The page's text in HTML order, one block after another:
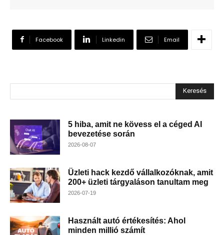
Facebook Linkedin Email
Keresés
5 hiba, amit ne kövess el a céged AI
bevezetése során
2026-08-07
Üzleti hack kezdő vállalkozóknak, amit
200+ üzleti tárgyaláson tanultam meg
2026-07-19
Használt autó értékesítés: Ahol
minden millió számít